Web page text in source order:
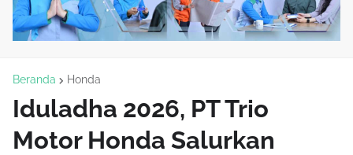
Beranda Honda
Iduladha 2026, PT Trio
Motor Honda Salurkan